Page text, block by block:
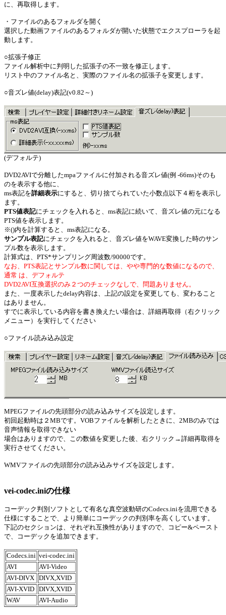
に、再取得します。
・ファイルのあるフォルダを開く
選択した動画ファイルのあるフォルダが開いた状態でエクスプローラを起
動します。
○拡張子修正
ファイル解析中に判明した拡張子の不一致を修正します。
リスト中のファイル名と、実際のファイル名の拡張子を変更します。
○音ズレ値(delay)表記(v0.82～)
(デフォルテ)
DVD2AVIで分離したmpaファイルに付加される音ズレ値(例 -66ms)そのも
のを表示する他に、
ms表記を詳細表示にすると、切り捨てられていた小数点以下４桁を表示し
ます。
PTS値表記にチェックを入れると、ms表記に続いて、音ズレ値の元になる
PTS値を表示します。
※()内を計算すると、ms表記になる。
サンプル表記にチェックを入れると、音ズレ値をWAVE変換した時のサン
プル数を表示します。
計算式は、PTS*サンプリング周波数/90000です。
なお、PTS表記とサンプル数に関しては、やや専門的な数値になるので、
通常 は、デフォルテ
DVD2AVI互換選択のみ２つのチェックなしで、問題ありません。
また、一度表示したdelay内容は、上記の設定を変更しても、変わること
はありません。
すでに表示している内容を書き換えたい場合は、詳細再取得（右クリック
メニュー）を実行してください
○ファイル読み込み設定
MPEGファイルの先頭部分の読み込みサイズを設定します。
初回起動時は２MBです。VOBファイルを解析したときに、2MBのみでは
音声情報を取得できない
場合はありますので、この数値を変更した後、右クリック→詳細再取得を
実行させてください。
WMVファイルの先頭部分の読み込みサイズを設定します。
vei-codec.iniの仕様
コーデック判別ソフトとして有名な真空波動研のCodecs.iniを流用できる
仕様にすることで、より簡単にコーデックの判別率を高くしています。
下記のセクションは、それぞれ互換性がありますので、コピー&ペースト
で、コーデックを追加できます。
Codecs.ini vei-codec.ini
AVI
AVI-Video
AVI-DIVX DIVX,XVID
AVI-XVID DIVX,XVID
WAV
AVI-Audio